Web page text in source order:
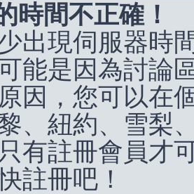
時間不正確！
出現伺服器時
能是因為討論
因，您可以在
、紐約、雪梨
有註冊會員才
註冊吧！